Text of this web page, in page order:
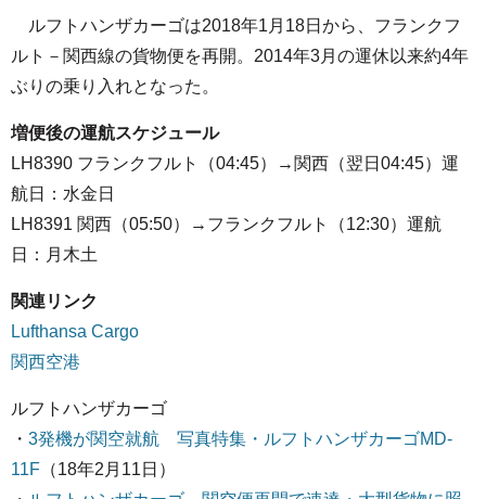
ルフトハンザカーゴは2018年1月18日から、フランクフ
ルト－関西線の貨物便を再開。2014年3月の運休以来約4年
ぶりの乗り入れとなった。
増便後の運航スケジュール
LH8390 フランクフルト（04:45）→関西（翌日04:45）運
航日：水金日
LH8391 関西（05:50）→フランクフルト（12:30）運航
日：月木土
関連リンク
Lufthansa Cargo
関西空港
ルフトハンザカーゴ
・ 3発機が関空就航 写真特集・ルフトハンザカーゴMD-
11F （18年2月11日）